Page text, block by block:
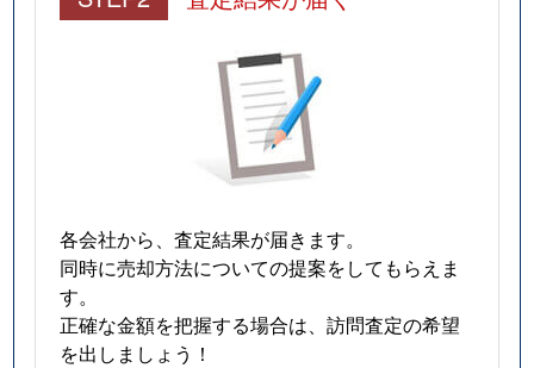
各会社から、査定結果が届きます。
同時に売却方法についての提案をしてもらえま
す。
正確な金額を把握する場合は、訪問査定の希望
を出しましょう！